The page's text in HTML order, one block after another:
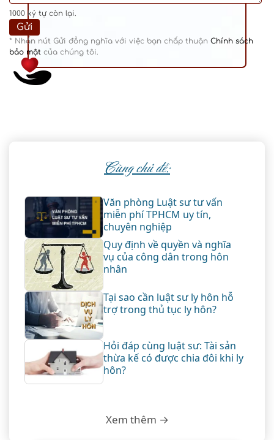
1000 ký tự còn lại.
* Nhấn nút Gửi đồng nghĩa với việc bạn chấp thuận Chính sách
bảo mật của chúng tôi.
Cùng chủ đề:
Văn phòng Luật sư tư vấn
miễn phí TPHCM uy tín,
chuyên nghiệp
Quy định về quyền và nghĩa
vụ của công dân trong hôn
nhân
Tại sao cần luật sư ly hôn hỗ
trợ trong thủ tục ly hôn?
Hỏi đáp cùng luật sư: Tài sản
thừa kế có được chia đôi khi ly
hôn?
Xem thêm →